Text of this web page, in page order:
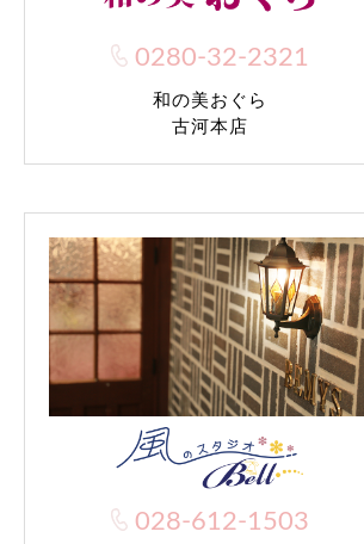
0280-32-2321
和の美おぐら
古河本店
028-612-1503